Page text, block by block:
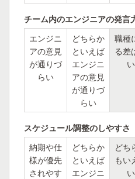
チーム内のエンジニアの発言
エンジニ
アの意見
が通りづ
らい
どちらか
といえば
エンジニ
アの意見
が通りづ
らい
職種
る差
い
スケジュール調整のしやすさ
納期や仕
様が優先
されやす
どちらか
といえば
エンジニ
どち
もい
い